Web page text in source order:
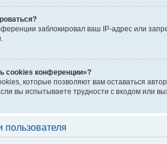
заблокировал ваш IP-адрес или
cookies конференции»?
которые позволяют вам оставаться
вы испытываете трудности с входом или
пользователя